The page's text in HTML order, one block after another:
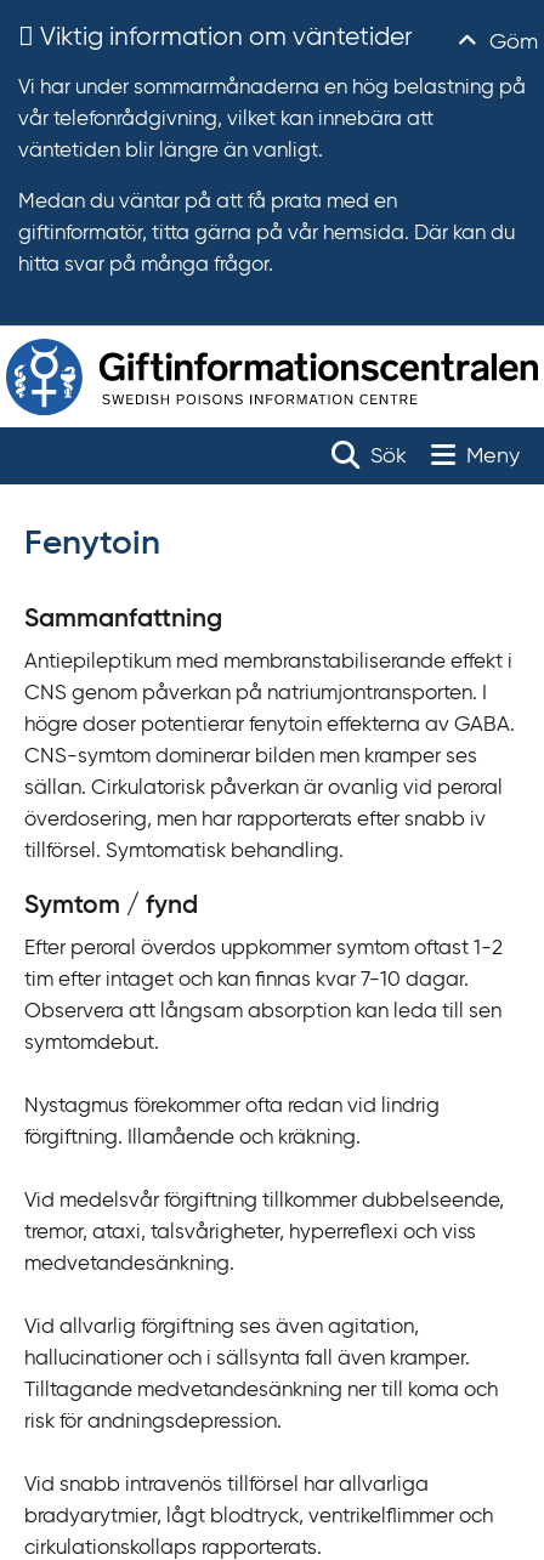
Göm
Viktig information om väntetider
Vi har under sommarmånaderna en hög belastning på
vår telefonrådgivning, vilket kan innebära att
väntetiden blir längre än vanligt.
Medan du väntar på att få prata med en
giftinformatör, titta gärna på vår hemsida. Där kan du
hitta svar på många frågor.
Sök Toggle
Meny
Fenytoin
Sammanfattning
Antiepileptikum med membranstabiliserande effekt i
CNS genom påverkan på natriumjontransporten. I
högre doser potentierar fenytoin effekterna av GABA.
CNS-symtom dominerar bilden men kramper ses
sällan. Cirkulatorisk påverkan är ovanlig vid peroral
överdosering, men har rapporterats efter snabb iv
tillförsel. Symtomatisk behandling.
Symtom / fynd
Efter peroral överdos uppkommer symtom oftast 1-2
tim efter intaget och kan finnas kvar 7-10 dagar.
Observera att långsam absorption kan leda till sen
symtomdebut.
Nystagmus förekommer ofta redan vid lindrig
förgiftning. Illamående och kräkning.
Vid medelsvår förgiftning tillkommer dubbelseende,
tremor, ataxi, talsvårigheter, hyperreflexi och viss
medvetandesänkning.
Vid allvarlig förgiftning ses även agitation,
hallucinationer och i sällsynta fall även kramper.
Tilltagande medvetandesänkning ner till koma och
risk för andningsdepression.
Vid snabb intravenös tillförsel har allvarliga
bradyarytmier, lågt blodtryck, ventrikelflimmer och
cirkulationskollaps rapporterats.